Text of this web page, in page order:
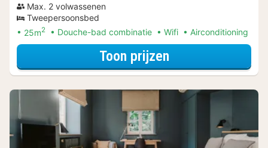
Max. 2 volwassenen
Tweepersoonsbed
25m2 Douche-bad combinatie Wifi Airconditioning
Toon prijzenvoor Comfort